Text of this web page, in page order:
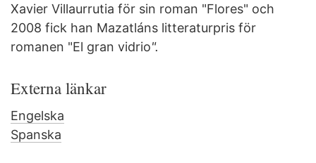
Xavier Villaurrutia för sin roman "Flores" och
2008 fick han Mazatláns litteraturpris för
romanen "El gran vidrio".
Externa länkar
Engelska
Spanska